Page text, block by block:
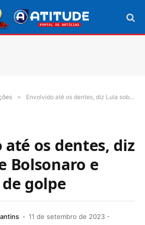
» Envolvido até os dentes, diz Lula sobre Bolsonaro e tentativa de golpe
até os dentes, diz
Bolsonaro e
golpe
11 de setembro de 2023 -